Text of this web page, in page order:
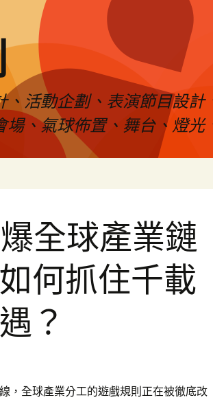
活動企劃、表演節目設
、氣球佈置、舞台、燈
全球產業鏈
何抓住千載
？
，全球產業分工的遊戲規則正在被徹底改